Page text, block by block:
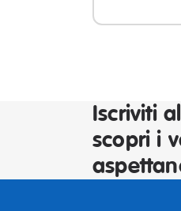
Iscriviti
scopri i